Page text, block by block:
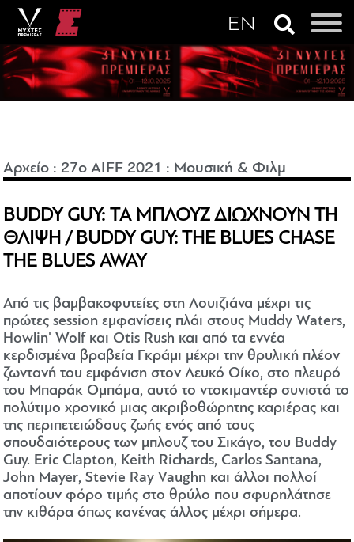
Αρχείο :27o AIFF 2021 : Μουσική & Φιλμ
BUDDY GUY: ΤΑ ΜΠΛΟΥΖ ΔΙΩΧΝΟΥΝ ΤΗ
ΘΛΙΨΗ / BUDDY GUY: THE BLUES CHASE
THE BLUES AWAY
Από τις βαμβακοφυτείες στη Λουιζιάνα μέχρι τις
πρώτες session εμφανίσεις πλάι στους Muddy Waters,
Howlin' Wolf και Otis Rush και από τα εννέα
κερδισμένα βραβεία Γκράμι μέχρι την θρυλική πλέον
ζωντανή του εμφάνιση στον Λευκό Οίκο, στο πλευρό
του Μπαράκ Ομπάμα, αυτό το ντοκιμαντέρ συνιστά το
πολύτιμο χρονικό μιας ακριβοθώρητης καριέρας και
της περιπετειώδους ζωής ενός από τους
σπουδαιότερους των μπλουζ του Σικάγο, του Buddy
Guy. Eric Clapton, Keith Richards, Carlos Santana,
John Mayer, Stevie Ray Vaughn και άλλοι πολλοί
αποτίουν φόρο τιμής στο θρύλο που σφυρηλάτησε
την κιθάρα όπως κανένας άλλος μέχρι σήμερα.